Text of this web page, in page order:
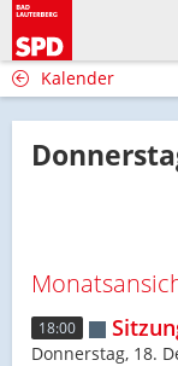
Kalender
18:00
Donnerstag, 18.